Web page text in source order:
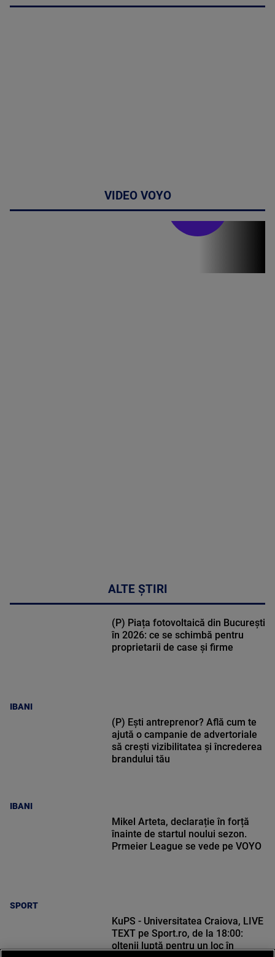
VIDEO VOYO
ALTE ȘTIRI
IBANI
(P) Piața fotovoltaică din București
în 2026: ce se schimbă pentru
proprietarii de case și firme
IBANI
(P) Ești antreprenor? Află cum te
ajută o campanie de advertoriale
să crești vizibilitatea și încrederea
brandului tău
SPORT
Mikel Arteta, declarație în forță
înainte de startul noului sezon.
Prmeier League se vede pe VOYO
KuPS - Universitatea Craiova, LIVE
TEXT pe Sport.ro, de la 18:00:
oltenii luptă pentru un loc în